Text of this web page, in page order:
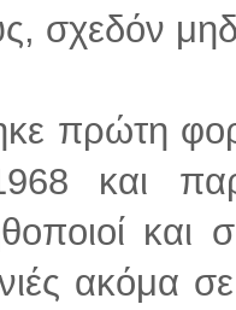
σχεδόν
πρώτη
και
και
ακόμα